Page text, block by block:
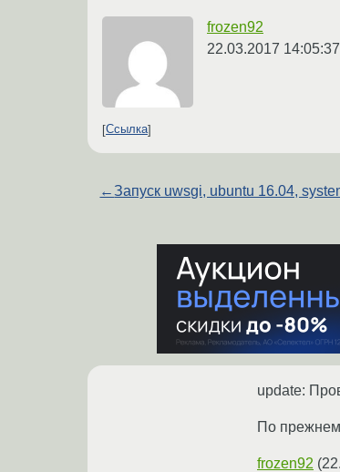
frozen92
22.03.2017
Ссылка
←Запуск uwsgi, ubuntu 16.04,
update:
По
frozen92 (